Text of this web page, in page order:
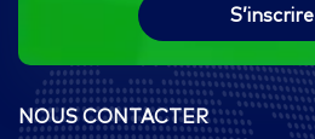
NOUS CONTACTER